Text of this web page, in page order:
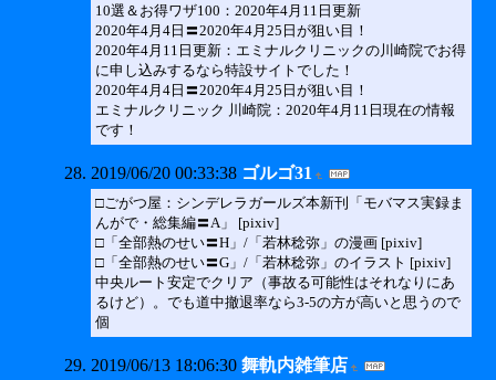
10選＆お得ワザ100：2020年4月11日更新
2020年4月4日〓2020年4月25日が狙い目！
2020年4月11日更新：エミナルクリニックの川崎院でお得
に申し込みするなら特設サイトでした！
2020年4月4日〓2020年4月25日が狙い目！
エミナルクリニック 川崎院：2020年4月11日現在の情報
です！
2019/06/20 00:33:38 ゴルゴ31
□ごがつ屋：シンデレラガールズ本新刊「モバマス実録ま
んがで・総集編〓A」 [pixiv]
□「全部熱のせい〓H」/「若林稔弥」の漫画 [pixiv]
□「全部熱のせい〓G」/「若林稔弥」のイラスト [pixiv]
中央ルート安定でクリア（事故る可能性はそれなりにあ
るけど）。でも道中撤退率なら3-5の方が高いと思うので
個
2019/06/13 18:06:30 舞軌内雑筆店